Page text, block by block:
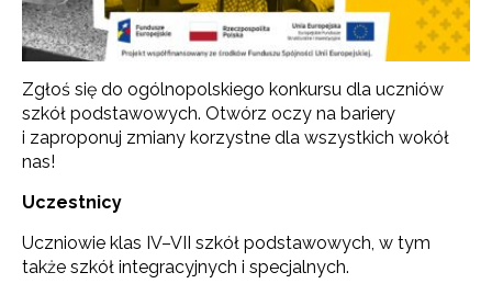
Zgłoś się do ogólnopolskiego konkursu dla uczniów
szkół podstawowych. Otwórz oczy na bariery
i zaproponuj zmiany korzystne dla wszystkich wokół
nas!
Uczestnicy
Uczniowie klas IV–VII szkół podstawowych, w tym
także szkół integracyjnych i specjalnych.